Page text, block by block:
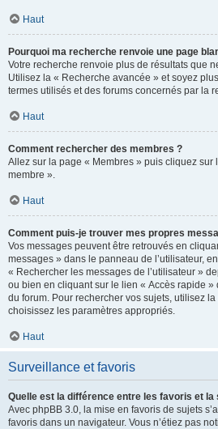
Haut
Pourquoi ma recherche renvoie une page
Votre recherche renvoie plus de résultats que
Utilisez la « Recherche avancée » et soyez
termes utilisés et des forums concernés par la
Haut
Comment rechercher des membres ?
Allez sur la page « Membres » puis cliquez sur
membre ».
Haut
Comment puis-je trouver mes propres
Vos messages peuvent être retrouvés en
messages » dans le panneau de l’utilisateur,
« Rechercher les messages de l’utilisateur »
ou bien en cliquant sur le lien « Accès rapide »
du forum. Pour rechercher vos sujets, utilisez
choisissez les paramètres appropriés.
Haut
Surveillance et favoris
Quelle est la différence entre les favoris et la
Avec phpBB 3.0, la mise en favoris de sujets
favoris dans un navigateur. Vous n’étiez pas